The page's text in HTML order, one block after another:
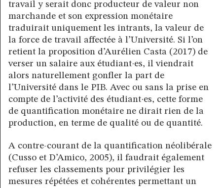
travail y serait donc producteur de valeur non
marchande et son expression monétaire
traduirait uniquement les intrants, la valeur de
la force de travail affectée à l’Université. Si l’on
retient la proposition d’Aurélien Casta (2017) de
verser un salaire aux étudiant·es, il viendrait
alors naturellement gonfler la part de
l’Université dans le PIB. Avec ou sans la prise en
compte de l’activité des étudiant·es, cette forme
de quantification monétaire ne dirait rien de la
production, en terme de qualité ou de quantité.
A contre-courant de la quantification néolibérale
(Cusso et D’Amico, 2005), il faudrait également
refuser les classements pour privilégier les
mesures répétées et cohérentes permettant un